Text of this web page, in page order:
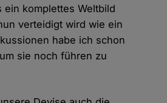
ein komplettes Weltbild
verteidigt wird wie ein
habe ich schon
sie noch führen zu